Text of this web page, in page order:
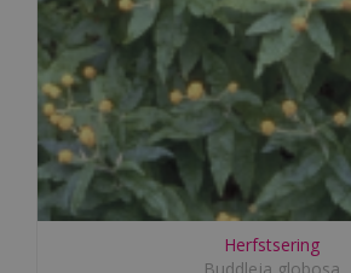
Herfstsering
Buddleja globosa